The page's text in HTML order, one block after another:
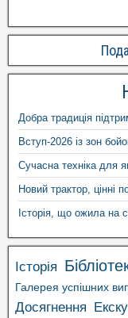
Добра традиція
Вступ-2026 із зон
Сучасна техніка для
Новий трактор, цінні
Історія, що ожила на
Історія
Галерея успішних
Досягнення